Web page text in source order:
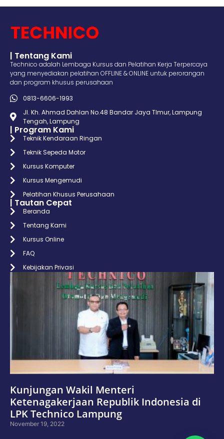
| Tentang Kami
Technico adalah Lembaga Kursus dan Pelatihan Kerja Terpercaya
yang menyediakan pelatihan OFFLINE & ONLINE untuk perorangan
dan program khusus perusahaan
0813-6606-1993
Jl. Kh. Ahmad Dahlan No.48 Bandar Jaya TImur, Lampung
Tengah, Lampung
| Program Kami
Teknik Kendaraan Ringan
Teknik Sepeda Motor
Kursus Komputer
Kursus Mengemudi
Pelatihan Khusus Perusahaan
| Tautan Cepat
Beranda
Tentang Kami
Kursus Online
FAQ
Kebijakan Privasi
Kunjungan Wakil Menteri
Ketenagakerjaan Republik Indonesia di
LPK Technico Lampung
November 19, 2022